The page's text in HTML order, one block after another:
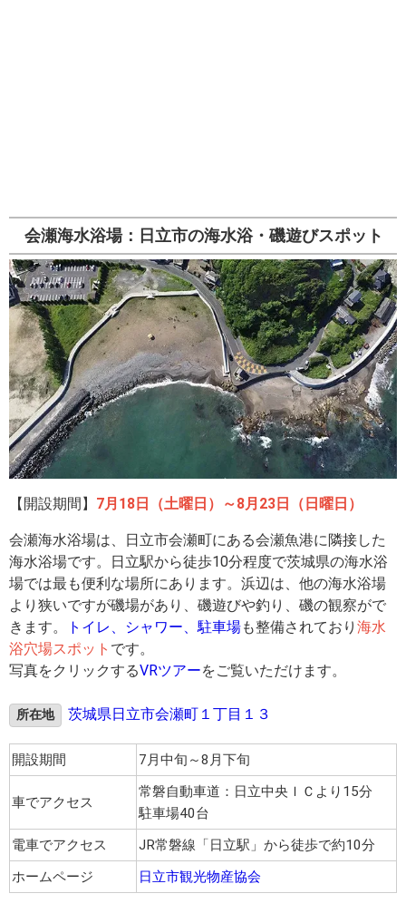
会瀬海水浴場：日立市の海水浴・磯遊びスポット
【開設期間】 7月18日（土曜日）～8月23日（日曜日）
会瀬海水浴場は、日立市会瀬町にある会瀬魚港に隣接した
海水浴場です。日立駅から徒歩10分程度で茨城県の海水浴
場では最も便利な場所にあります。浜辺は、他の海水浴場
より狭いですが磯場があり、磯遊びや釣り、磯の観察がで
きます。
トイレ、シャワー、駐車場も整備されており 海水
浴穴場スポット です。
写真をクリックするVRツアーをご覧いただけます。
所在地 茨城県日立市会瀬町１丁目１３
開設期間 7月中旬～8月下旬
車でアクセス
常磐自動車道：日立中央ＩＣより15分
駐車場40台
電車でアクセス
JR常磐線「日立駅」から徒歩で約10分
ホームページ
日立市観光物産協会